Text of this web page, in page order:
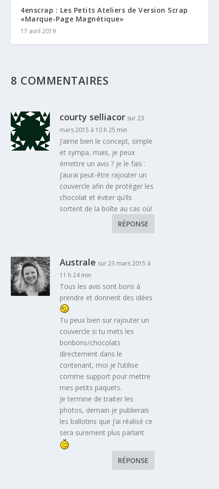
4enscrap : Les Petits Ateliers de Version Scrap
«Marque-Page Magnétique»
17 avril 2019
8 COMMENTAIRES
courty selliacor sur 23
mars 2015 à 10 h 25 min
J’aime bien le concept, simple
et sympa, mais, je peux
émettre un avis ? je le fais :
j’aurai peut-être rajouter un
couvercle afin de protéger les
chocolat et éviter qu’ils
sortent de la boîte au cas où!
RÉPONSE
Australe sur 23 mars 2015 à
11 h 24 min
Tous les avis sont bons à
prendre et donnent des idées
Tu peux bien sur rajouter un
couvercle si tu mets les
bonbons/chocolats
directement dans le
contenant, moi je l’utilise
comme support pour mettre
mes petits paquets.
Je termine de traiter les
photos, demain je publierais
les ballotins que j’ai réalisé ce
sera surement plus parlant
RÉPONSE